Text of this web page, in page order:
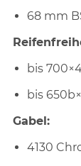
68 mm
bis
bis
Gabel:
4130